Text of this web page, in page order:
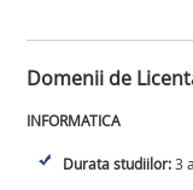
Domenii de
INFORMATICA
Durata studiilor:3